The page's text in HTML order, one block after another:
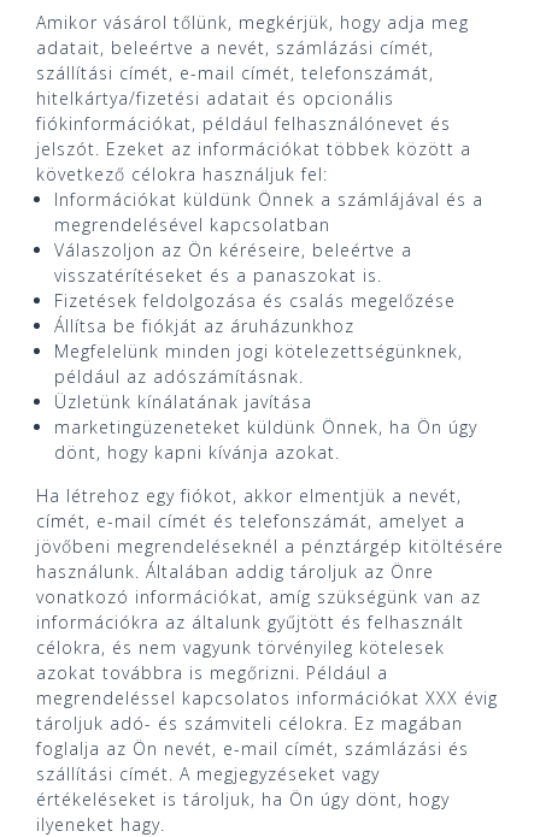
Amikor vásárol tőlünk, megkérjük, hogy adja meg
adatait, beleértve a nevét, számlázási címét,
szállítási címét, e-mail címét, telefonszámát,
hitelkártya/fizetési adatait és opcionális
fiókinformációkat, például felhasználónevet és
jelszót. Ezeket az információkat többek között a
következő célokra használjuk fel:
Információkat küldünk Önnek a számlájával és a
megrendelésével kapcsolatban
Válaszoljon az Ön kéréseire, beleértve a
visszatérítéseket és a panaszokat is.
Fizetések feldolgozása és csalás megelőzése
Állítsa be fiókját az áruházunkhoz
Megfelelünk minden jogi kötelezettségünknek,
például az adószámításnak.
Üzletünk kínálatának javítása
marketingüzeneteket küldünk Önnek, ha Ön úgy
dönt, hogy kapni kívánja azokat.
Ha létrehoz egy fiókot, akkor elmentjük a nevét,
címét, e-mail címét és telefonszámát, amelyet a
jövőbeni megrendeléseknél a pénztárgép kitöltésére
használunk. Általában addig tároljuk az Önre
vonatkozó információkat, amíg szükségünk van az
információkra az általunk gyűjtött és felhasznált
célokra, és nem vagyunk törvényileg kötelesek
azokat továbbra is megőrizni. Például a
megrendeléssel kapcsolatos információkat XXX évig
tároljuk adó- és számviteli célokra. Ez magában
foglalja az Ön nevét, e-mail címét, számlázási és
szállítási címét. A megjegyzéseket vagy
értékeléseket is tároljuk, ha Ön úgy dönt, hogy
ilyeneket hagy.